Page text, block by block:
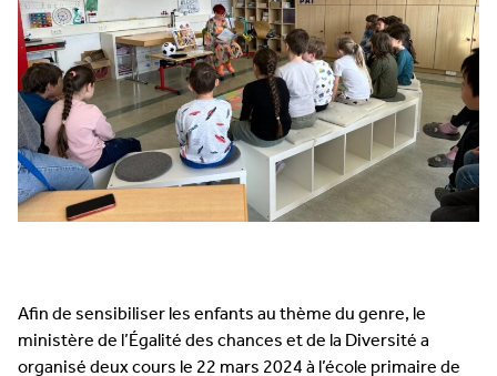
Afin de sensibiliser les enfants au thème du genre, le
ministère de l’Égalité des chances et de la Diver­sité a
organisé deux cours le 22 mars 2024 à l’école primaire de